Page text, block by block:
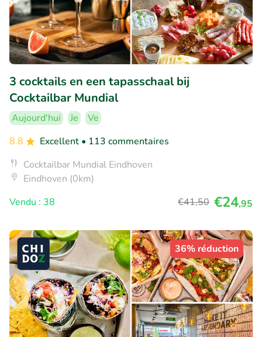
3 cocktails en een tapasschaal bij
Cocktailbar Mundial
Aujourd'hui Je
Ve
8.8
Excellent • 113 commentaires
Cocktailbar Mundial Eindhoven
Eindhoven (0km)
Vendu : 38
€41,50 €24,95
36% réduction